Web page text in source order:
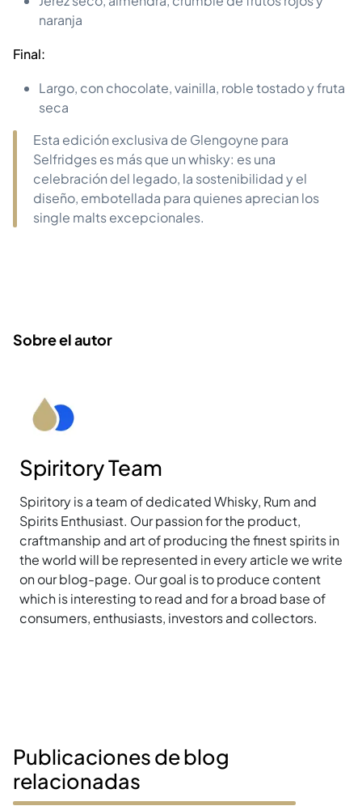
naranja
Final:
Largo, con chocolate, vainilla, roble tostado y fruta
seca
Esta edición exclusiva de Glengoyne para
Selfridges es más que un whisky: es una
celebración del legado, la sostenibilidad y el
diseño, embotellada para quienes aprecian los
single malts excepcionales.
Sobre el autor
Spiritory Team
Spiritory is a team of dedicated Whisky, Rum and
Spirits Enthusiast. Our passion for the product,
craftmanship and art of producing the finest spirits in
the world will be represented in every article we write
on our blog-page. Our goal is to produce content
which is interesting to read and for a broad base of
consumers, enthusiasts, investors and collectors.
Publicaciones de blog
relacionadas